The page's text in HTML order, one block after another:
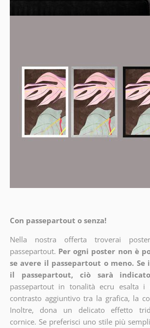
Con passepartout o senza!
Nella nostra offerta troverai
passepartout. Per ogni poster non è
se avere il passepartout o meno.
il passepartout, ciò sarà
passepartout in tonalità ecru esalta
contrasto aggiuntivo tra la grafica, la
Inoltre, dona un delicato effetto
cornice. Se preferisci uno stile più